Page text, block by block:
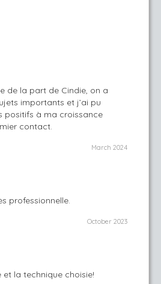
de la part de Cindie, on a
importants et j’ai pu
positifs à ma croissance
contact.
March 2024
professionnelle.
October 2023
la technique choisie!